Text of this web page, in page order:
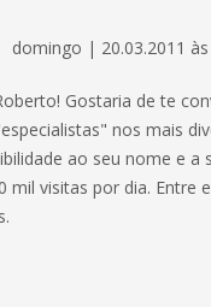
domingo | 20.03.2011
Gostaria de te
nos mais
ao seu nome e
mil visitas por dia. Entre